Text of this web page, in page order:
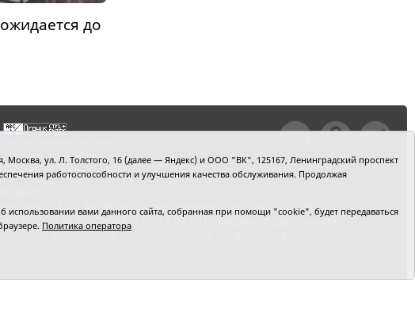
до
выделите мышкой текст и
нажмитеCtrl+Enter
тел. (3452) 39-90-59. Отдел рекламы: тел. (3452) 39-90-51.
СМИ Эл № ФС77-64918 от 24.02.2016 выдано Федеральной
Автономная некоммерческая организация
ул. Л. Толстого, 16 (далее — Яндекс) и ООО "ВК", 125167, Ленинградский проспект
работоспособности и улучшения качества обслуживания. Продолжая
вами данного сайта, собранная при помощи "cookie", будет передаваться
Политика оператора